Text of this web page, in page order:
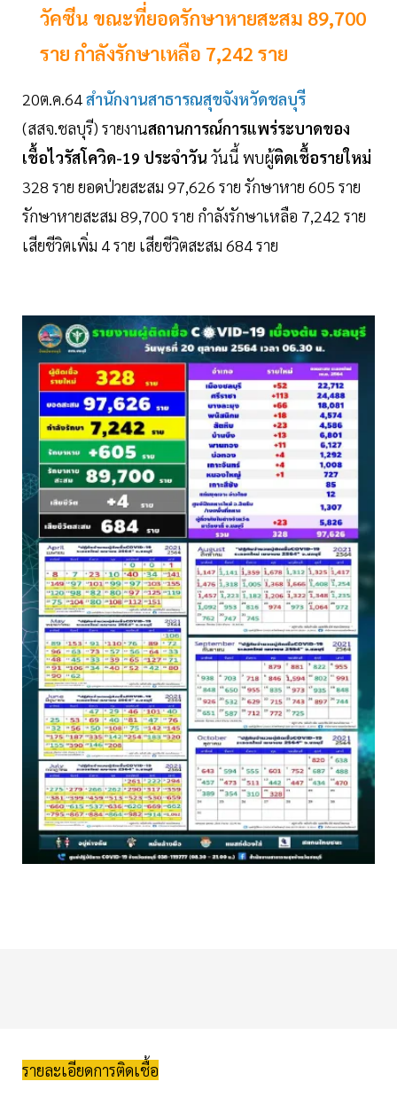
วัคซีน ขณะที่ยอดรักษาหายสะสม 89,700
ราย กำลังรักษาเหลือ 7,242 ราย
20ต.ค.64สำนักงานสาธารณสุขจังหวัดชลบุรี
(สสจ.ชลบุรี) รายงานสถานการณ์การแพร่ระบาดของ
เชื้อไวรัสโควิด-19 ประจำวัน วันนี้ พบผู้ติดเชื้อรายใหม่
328 ราย ยอดป่วยสะสม 97,626 ราย รักษาหาย 605 ราย
รักษาหายสะสม 89,700 ราย กำลังรักษาเหลือ 7,242 ราย
เสียชีวิตเพิ่ม 4 ราย เสียชีวิตสะสม 684 ราย
รายละเอียดการติดเชื้อ